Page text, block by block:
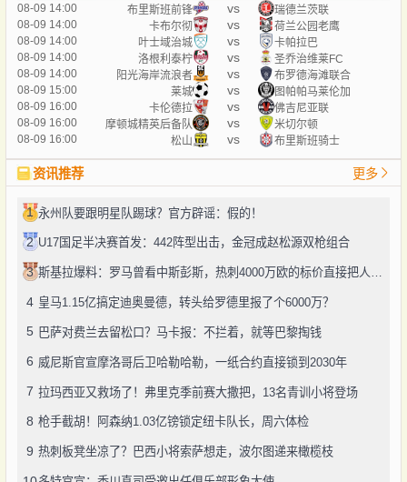
08-09 14:00 布里斯班前锋 vs
瑞德兰茨联
08-09 14:00
卡布尔彻 vs
荷兰公园老鹰
08-09 14:00
叶士域治城 vs
卡帕拉巴
08-09 14:00
洛根利泰柠 vs
圣乔治维莱FC
08-09 14:00
阳光海岸流浪者 vs
布罗德海滩联合
08-09 15:00
莱城 vs
图帕帕马莱伦加
08-09 16:00
卡伦德拉 vs
佛吉尼亚联
08-09 16:00
摩顿城精英后备队 vs
米切尔顿
08-09 16:00
松山 vs 布里斯班骑士
资讯推荐 更多
1 永州队要跟明星队踢球？官方辟谣：假的！
2 U17国足半决赛首发：442阵型出击，金冠成赵松源双枪组合
3 斯基拉爆料：罗马曾看中斯彭斯，热刺4000万欧的标价直接把人劝退了
4 皇马1.15亿搞定迪奥曼德，转头给罗德里报了个6000万？
5 巴萨对费兰去留松口？马卡报：不拦着，就等巴黎掏钱
6 威尼斯官宣摩洛哥后卫哈勒哈勒，一纸合约直接锁到2030年
7 拉玛西亚又救场了！弗里克季前赛大撒把，13名青训小将登场
8 枪手截胡！阿森纳1.03亿镑锁定纽卡队长，周六体检
9 热刺板凳坐凉了？巴西小将索萨想走，波尔图递来橄榄枝